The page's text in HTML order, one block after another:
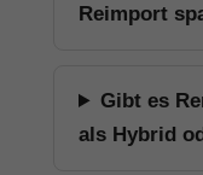
Reimport
Gibt es
als Hybrid